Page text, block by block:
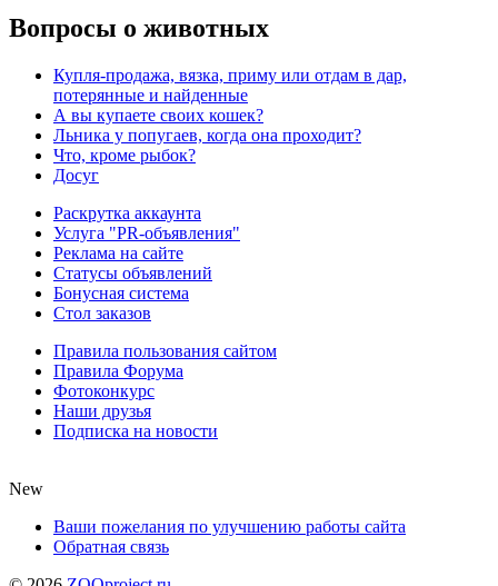
Вопросы о животных
Купля-продажа, вязка, приму или отдам в дар,
потерянные и найденные
А вы купаете своих кошек?
Льника у попугаев, когда она проходит?
Что, кроме рыбок?
Досуг
Раскрутка аккаунта
Услуга "PR-объявления"
Реклама на сайте
Статусы объявлений
Бонусная система
Стол заказов
Правила пользования сайтом
Правила Форума
Фотоконкурс
Наши друзья
Подписка на новости
New
Ваши пожелания по улучшению работы сайта
Обратная связь